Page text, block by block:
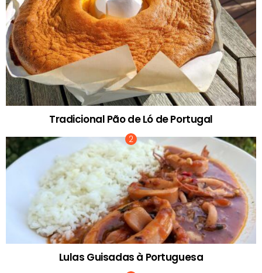
Tradicional Pão de Ló de Portugal
Lulas Guisadas à Portuguesa